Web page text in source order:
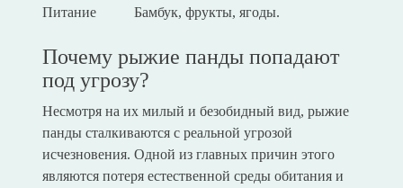
Питание
Бамбук, фрукты, ягоды.
Почему рыжие панды попадают
под угрозу?
Несмотря на их милый и безобидный вид, рыжие
панды сталкиваются с реальной угрозой
исчезновения. Одной из главных причин этого
являются потеря естественной среды обитания и